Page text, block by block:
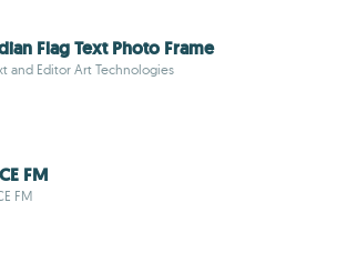
Flag Text Photo Frame
and Editor Art Technologies
FM
FM